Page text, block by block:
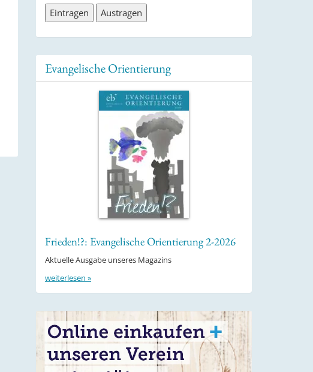
Evangelische Orientierung
Frieden!?: Evangelische Orientierung 2-2026
Aktuelle Ausgabe unseres Magazins
weiterlesen »